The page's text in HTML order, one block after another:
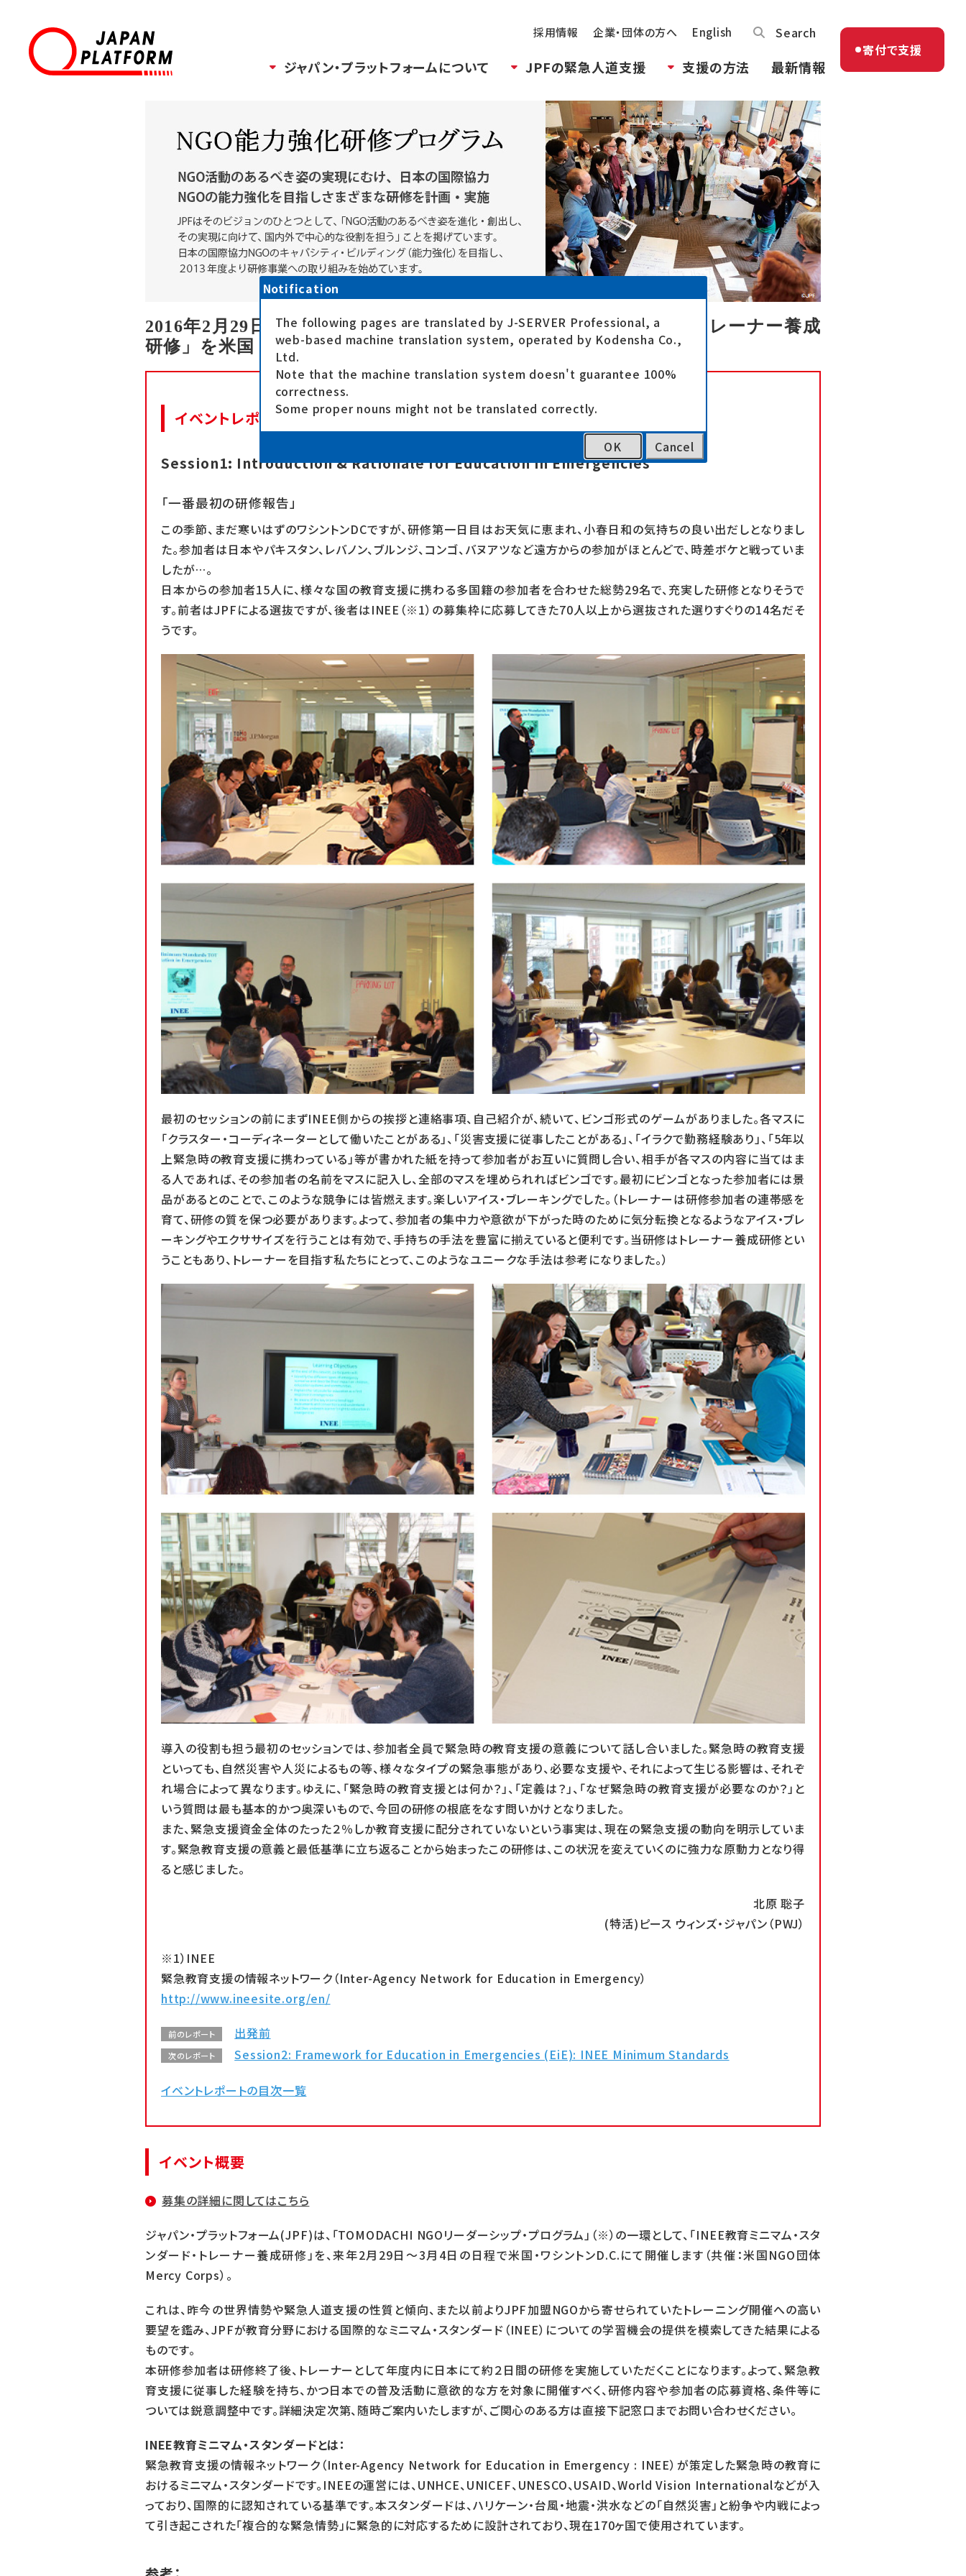
採用情報 企業・団体の方へ English Search
ジャパン・プラットフォームについて JPFの緊急人道支援 支援の方法 最新情報
寄付で支援
2016年2月29日～3月4日、「INEE教育ミニマム・スタンダード・トレーナー養成
研修」を米国・ワシントンD.C.にて開催
イベントレポート
Session1: Introduction & Rationale for Education in Emergencies
「一番最初の研修報告」
この季節、まだ寒いはずのワシントンDCですが、研修第一日目はお天気に恵まれ、小春日和の気持ちの良い出だしとなりまし
た。参加者は日本やパキスタン、レバノン、ブルンジ、コンゴ、バヌアツなど遠方からの参加がほとんどで、時差ボケと戦っていま
したが…。
日本からの参加者15人に、様々な国の教育支援に携わる多国籍の参加者を合わせた総勢29名で、充実した研修となりそうで
す。前者はJPFによる選抜ですが、後者はINEE（※1）の募集枠に応募してきた70人以上から選抜された選りすぐりの14名だそ
うです。
最初のセッションの前にまずINEE側からの挨拶と連絡事項、自己紹介が、続いて、ビンゴ形式のゲームがありました。各マスに
「クラスター・コーディネーターとして働いたことがある」、「災害支援に従事したことがある」、「イラクで勤務経験あり」、「5年以
上緊急時の教育支援に携わっている」等が書かれた紙を持って参加者がお互いに質問し合い、相手が各マスの内容に当てはま
る人であれば、その参加者の名前をマスに記入し、全部のマスを埋められればビンゴです。最初にビンゴとなった参加者には景
品があるとのことで、このような競争には皆燃えます。楽しいアイス・ブレーキングでした。（トレーナーは研修参加者の連帯感を
育て、研修の質を保つ必要があります。よって、参加者の集中力や意欲が下がった時のために気分転換となるようなアイス・ブレ
ーキングやエクササイズを行うことは有効で、手持ちの手法を豊富に揃えていると便利です。当研修はトレーナー養成研修とい
うこともあり、トレーナーを目指す私たちにとって、このようなユニークな手法は参考になりました。）
導入の役割も担う最初のセッションでは、参加者全員で緊急時の教育支援の意義について話し合いました。緊急時の教育支援
といっても、自然災害や人災によるもの等、様々なタイプの緊急事態があり、必要な支援や、それによって生じる影響は、それぞ
れ場合によって異なります。ゆえに、「緊急時の教育支援とは何か？」、「定義は？」、「なぜ緊急時の教育支援が必要なのか？」と
いう質問は最も基本的かつ奥深いもので、今回の研修の根底をなす問いかけとなりました。
また、緊急支援資金全体のたった２％しか教育支援に配分されていないという事実は、現在の緊急支援の動向を明示していま
す。緊急教育支援の意義と最低基準に立ち返ることから始まったこの研修は、この状況を変えていくのに強力な原動力となり得
ると感じました。
北原 聡子
(特活)ピース ウィンズ・ジャパン（PWJ）
※1）INEE
緊急教育支援の情報ネットワーク（Inter-Agency Network for Education in Emergency）
http://www.ineesite.org/en/
前のレポート 出発前
次のレポート Session2: Framework for Education in Emergencies (EiE): INEE Minimum Standards
イベントレポートの目次一覧
イベント概要
募集の詳細に関してはこちら
ジャパン・プラットフォーム(JPF)は、「TOMODACHI NGOリーダーシップ・プログラム」（※）の一環として、「INEE教育ミニマム・スタ
ンダード・トレーナー養成研修」を、来年2月29日～3月4日の日程で米国・ワシントンD.C.にて開催します（共催：米国NGO団体
Mercy Corps）。
これは、昨今の世界情勢や緊急人道支援の性質と傾向、また以前よりJPF加盟NGOから寄せられていたトレーニング開催への高い
要望を鑑み、JPFが教育分野における国際的なミニマム・スタンダード（INEE）についての学習機会の提供を模索してきた結果による
ものです。
本研修参加者は研修終了後、トレーナーとして年度内に日本にて約２日間の研修を実施していただくことになります。よって、緊急教
育支援に従事した経験を持ち、かつ日本での普及活動に意欲的な方を対象に開催すべく、研修内容や参加者の応募資格、条件等に
ついては鋭意調整中です。詳細決定次第、随時ご案内いたしますが、ご関心のある方は直接下記窓口までお問い合わせください。
INEE教育ミニマム・スタンダードとは：
緊急教育支援の情報ネットワーク（Inter-Agency Network for Education in Emergency : INEE）が策定した緊急時の教育に
おけるミニマム・スタンダードです。INEEの運営には、UNHCE、UNICEF、UNESCO、USAID、World Vision Internationalなどが入
っており、国際的に認知されている基準です。本スタンダードは、ハリケーン・台風・地震・洪水などの「自然災害」と紛争や内戦によっ
て引き起こされた「複合的な緊急情勢」に緊急的に対応するために設計されており、現在170ヶ国で使用されています。
Notification
The following pages are translated by J-SERVER Professional, a
web-based machine translation system, operated by Kodensha Co.,
Ltd.
Note that the machine translation system doesn't guarantee 100%
correctness.
Some proper nouns might not be translated correctly.
OK Cancel